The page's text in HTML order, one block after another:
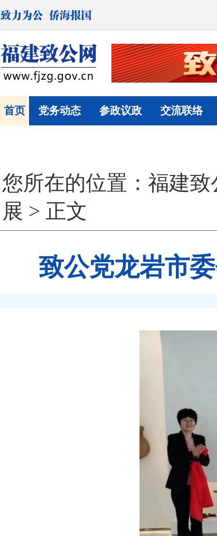
首页 党务动态 参政议政 交流联络
您所在的位置： 福建致
展 > 正文
致公党龙岩市